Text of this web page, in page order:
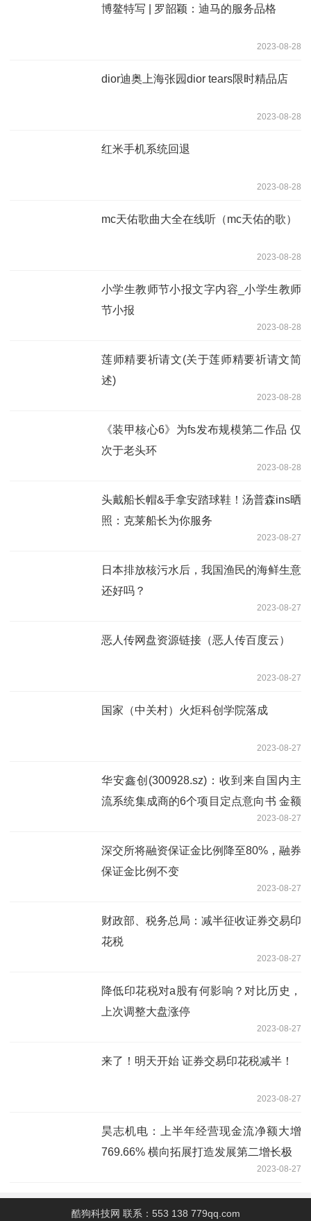
博鳌特写 | 罗韶颖：迪马的服务品格
2023-08-28
dior迪奥上海张园dior tears限时精品店
2023-08-28
红米手机系统回退
2023-08-28
mc天佑歌曲大全在线听（mc天佑的歌）
2023-08-28
小学生教师节小报文字内容_小学生教师
节小报
2023-08-28
莲师精要祈请文(关于莲师精要祈请文简
述)
2023-08-28
《装甲核心6》为fs发布规模第二作品 仅
次于老头环
2023-08-28
头戴船长帽&手拿安踏球鞋！汤普森ins晒
照：克莱船长为你服务
2023-08-27
日本排放核污水后，我国渔民的海鲜生意
还好吗？
2023-08-27
恶人传网盘资源链接（恶人传百度云）
2023-08-27
国家（中关村）火炬科创学院落成
2023-08-27
华安鑫创(300928.sz)：收到来自国内主
流系统集成商的6个项目定点意向书 金额
2023-08-27
深交所将融资保证金比例降至80%，融券
保证金比例不变
2023-08-27
财政部、税务总局：减半征收证券交易印
花税
2023-08-27
降低印花税对a股有何影响？对比历史，
上次调整大盘涨停
2023-08-27
来了！明天开始 证券交易印花税减半！
2023-08-27
昊志机电：上半年经营现金流净额大增
769.66% 横向拓展打造发展第二增长极
2023-08-27
酷狗科技网 联系：553 138 779qq.com